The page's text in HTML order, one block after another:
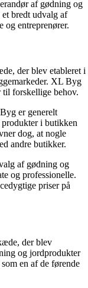
af gødning og
bredt udvalg af
og entreprenører.
der blev etableret i
XL Byg
forskellige behov.
er generelt
i butikken
dog, at nogle
andre butikker.
af gødning og
og professionelle.
priser på
der blev
og jordprodukter
en af de førende